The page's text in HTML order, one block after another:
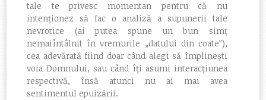
tale te privesc momentan pentru că nu
intenționez să fac o analiză a supunerii tale
nevrotice (ai putea spune un bun simț
nemaiîntâlnit în vremurile „datului din coate”),
cea adevărată fiind doar când alegi să împlinești
voia Domnului, sau când îți asumi interacțiunea
respectivă, însă atunci nu ai mai avea
sentimentul epuizării.